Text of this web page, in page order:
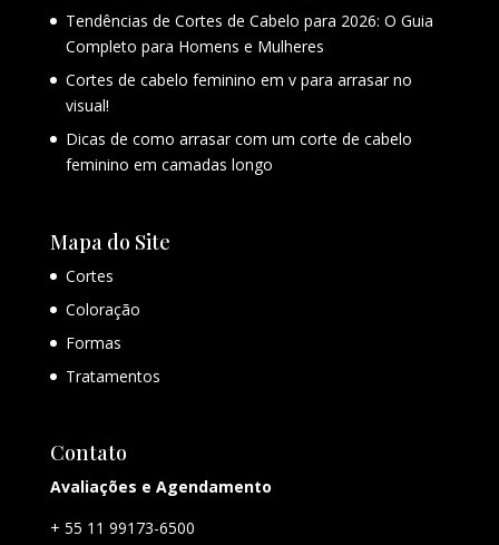
Tendências de Cortes de Cabelo para 2026: O Guia
Completo para Homens e Mulheres
Cortes de cabelo feminino em v para arrasar no
visual!
Dicas de como arrasar com um corte de cabelo
feminino em camadas longo
Mapa do Site
Cortes
Coloração
Formas
Tratamentos
Contato
Avaliações e Agendamento
+ 55 11 99173-6500